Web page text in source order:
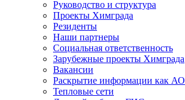
Руководство и структура
Проекты Химграда
Резиденты
Наши партнеры
Социальная ответственность
Зарубежные проекты Химграда
Вакансии
Раскрытие информации как АО
Тепловые сети